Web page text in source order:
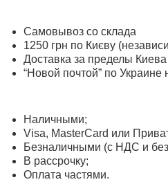
Самовывоз со склада
1250 грн по Києву
Доставка за пределы
“Новой почтой” по
Наличными;
Visa, MasterСard или
Безналичными (с НДС и
В рассрочку;
Оплата частями.